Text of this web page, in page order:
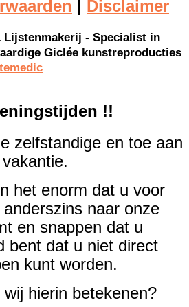
Disclaimer
Lijstenmakerij - Specialist in
Giclée kunstreproducties
!!
zelfstandige en toe aan
vakantie.
het enorm dat u voor
naar onze
en snappen dat u
bent dat u niet direct
kunt worden.
hierin betekenen?